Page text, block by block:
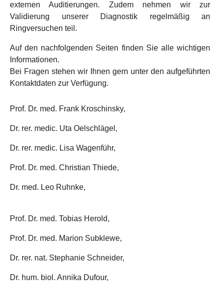
externen Auditierungen. Zudem nehmen wir zur
Validierung unserer Diagnostik regelmäßig an
Ringversuchen teil.
Auf den nachfolgenden Seiten finden Sie alle wichtigen
Informationen.
Bei Fragen stehen wir Ihnen gern unter den aufgeführten
Kontaktdaten zur Verfügung.
Prof. Dr. med. Frank Kroschinsky,
Dr. rer. medic. Uta Oelschlägel,
Dr. rer. medic. Lisa Wagenführ,
Prof. Dr. med. Christian Thiede,
Dr. med. Leo Ruhnke,
Prof. Dr. med. Tobias Herold,
Prof. Dr. med. Marion Subklewe,
Dr. rer. nat. Stephanie Schneider,
Dr. hum. biol. Annika Dufour,